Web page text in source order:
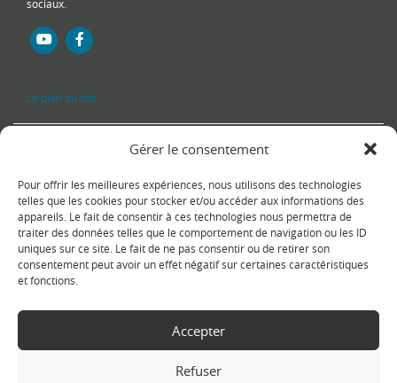
Gérer le consentement
Pour offrir les meilleures expériences, nous utilisons des technologies
telles que les cookies pour stocker et/ou accéder aux informations des
appareils. Le fait de consentir à ces technologies nous permettra de
traiter des données telles que le comportement de navigation ou les ID
uniques sur ce site. Le fait de ne pas consentir ou de retirer son
consentement peut avoir un effet négatif sur certaines caractéristiques
et fonctions.
Accepter
Refuser
sociaux.
Le plan du site
Copyright ⒸLe Fontanil-Cornillon-Mentions légales-Politique de
confidentialité- Réalisation :Sukellos - Agence web WordPress -